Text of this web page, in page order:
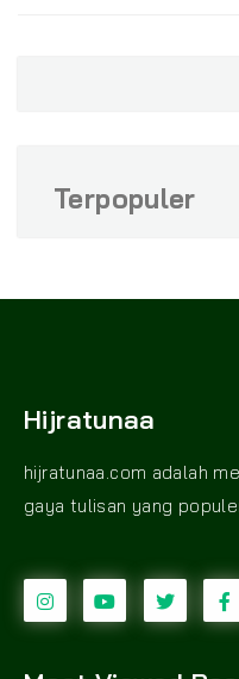
Terpopuler
Hijratunaa
hijratunaa.com adalah
gaya tulisan yang